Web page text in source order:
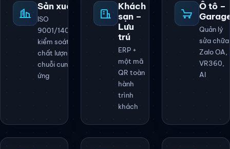
Sản xuất
ISO
9001/14001,
kiểm soát
chất lượng
chuỗi cung
ứng
Khách
sạn –
Lưu
trú
ERP +
một mã
QR toàn
hành
trình
khách
Ô tô –
Quản lý
sửa
Zalo OA,
VR360,
AI